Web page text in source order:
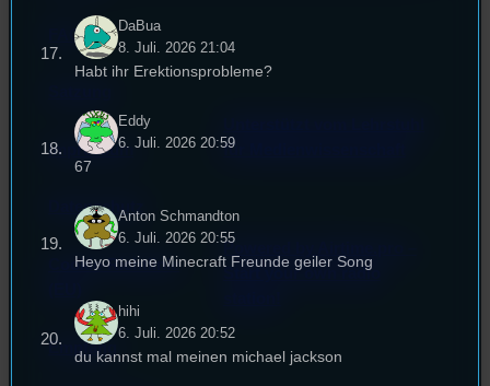
FAQ
Impressum
Datenschutz
Cookie-Richtlinie
Empfang
für Medienwissenschaft
Powered by Airtime.pro –
Start your own radio
DaBua
8. Juli. 2026 21:04
Habt ihr Erektionsprobleme?
Eddy
6. Juli. 2026 20:59
67
Anton Schmandton
6. Juli. 2026 20:55
Heyo meine Minecraft Freunde geiler Song
hihi
6. Juli. 2026 20:52
du kannst mal meinen michael jackson